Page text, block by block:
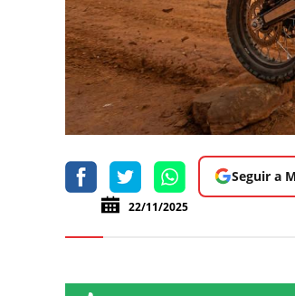
Seguir a
22/11/2025